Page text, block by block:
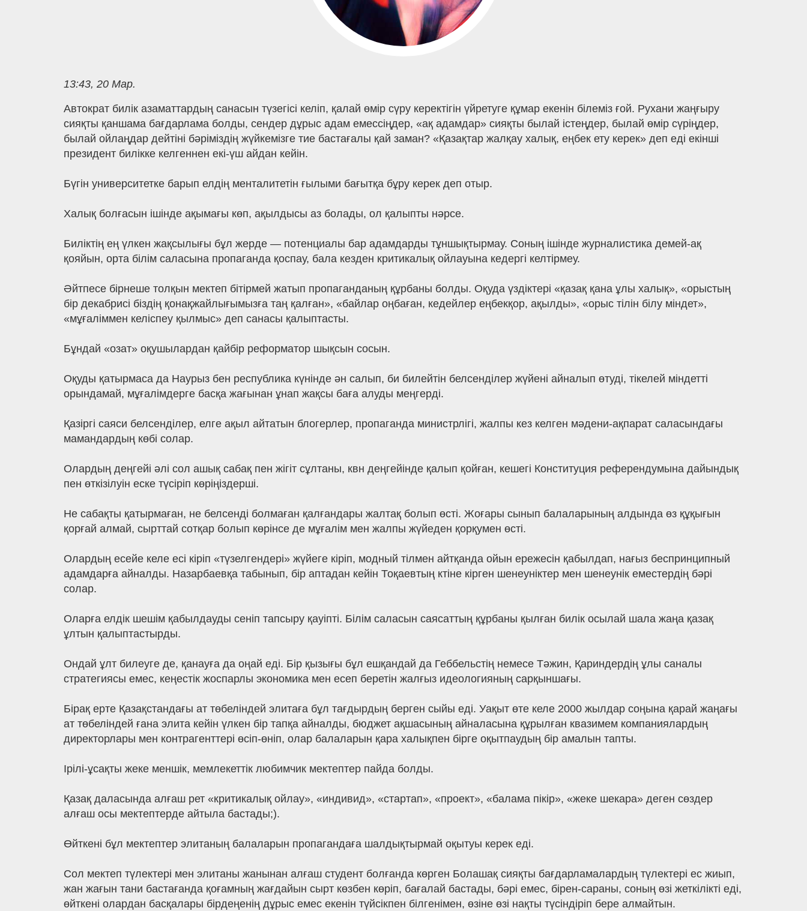
13:43, 20 Мар.
Автократ билік азаматтардың санасын түзегісі келіп, қалай өмір сүру керектігін үйретуге құмар екенін білеміз ғой. Рухани жаңғыру
сияқты қаншама бағдарлама болды, сендер дұрыс адам емессіңдер, «ақ адамдар» сияқты былай істеңдер, былай өмір сүріңдер,
былай ойлаңдар дейтіні бәріміздің жүйкемізге тие бастағалы қай заман? «Қазақтар жалқау халық, еңбек ету керек» деп еді екінші
президент билікке келгеннен екі-үш айдан кейін.
Бүгін университетке барып елдің менталитетін ғылыми бағытқа бұру керек деп отыр.
Халық болғасын ішінде ақымағы көп, ақылдысы аз болады, ол қалыпты нәрсе.
Биліктің ең үлкен жақсылығы бұл жерде — потенциалы бар адамдарды тұншықтырмау. Соның ішінде журналистика демей-ақ
қояйын, орта білім саласына пропаганда қоспау, бала кезден критикалық ойлауына кедергі келтірмеу.
Әйтпесе бірнеше толқын мектеп бітірмей жатып пропаганданың құрбаны болды. Оқуда үздіктері «қазақ қана ұлы халық», «орыстың
бір декабрисі біздің қонақжайлығымызға таң қалған», «байлар оңбаған, кедейлер еңбекқор, ақылды», «орыс тілін білу міндет»,
«мұғаліммен келіспеу қылмыс» деп санасы қалыптасты.
Бұндай «озат» оқушылардан қайбір реформатор шықсын сосын.
Оқуды қатырмаса да Наурыз бен республика күнінде ән салып, би билейтін белсенділер жүйені айналып өтуді, тікелей міндетті
орындамай, мұғалімдерге басқа жағынан ұнап жақсы баға алуды меңгерді.
Қазіргі саяси белсенділер, елге ақыл айтатын блогерлер, пропаганда министрлігі, жалпы кез келген мәдени-ақпарат саласындағы
мамандардың көбі солар.
Олардың деңгейі әлі сол ашық сабақ пен жігіт сұлтаны, квн деңгейінде қалып қойған, кешегі Конституция референдумына дайындық
пен өткізілуін еске түсіріп көріңіздерші.
Не сабақты қатырмаған, не белсенді болмаған қалғандары жалтақ болып өсті. Жоғары сынып балаларының алдында өз құқығын
қорғай алмай, сырттай сотқар болып көрінсе де мұғалім мен жалпы жүйеден қорқумен өсті.
Олардың есейе келе есі кіріп «түзелгендері» жүйеге кіріп, модный тілмен айтқанда ойын ережесін қабылдап, нағыз беспринципный
адамдарға айналды. Назарбаевқа табынып, бір аптадан кейін Тоқаевтың ктіне кірген шенеуніктер мен шенеунік еместердің бәрі
солар.
Оларға елдік шешім қабылдауды сеніп тапсыру қауіпті. Білім саласын саясаттың құрбаны қылған билік осылай шала жаңа қазақ
ұлтын қалыптастырды.
Ондай ұлт билеуге де, қанауға да оңай еді. Бір қызығы бұл ешқандай да Геббельстің немесе Тәжин, Қариндердің ұлы саналы
стратегиясы емес, кеңестік жоспарлы экономика мен есеп беретін жалғыз идеологияның сарқыншағы.
Бірақ ерте Қазақстандағы ат төбеліндей элитаға бұл тағдырдың берген сыйы еді. Уақыт өте келе 2000 жылдар соңына қарай жаңағы
ат төбеліндей ғана элита кейін үлкен бір тапқа айналды, бюджет ақшасының айналасына құрылған квазимем компаниялардың
директорлары мен контрагенттері өсіп-өніп, олар балаларын қара халықпен бірге оқытпаудың бір амалын тапты.
Ірілі-ұсақты жеке меншік, мемлекеттік любимчик мектептер пайда болды.
Қазақ даласында алғаш рет «критикалық ойлау», «индивид», «стартап», «проект», «балама пікір», «жеке шекара» деген сөздер
алғаш осы мектептерде айтыла бастады;).
Өйткені бұл мектептер элитаның балаларын пропагандаға шалдықтырмай оқытуы керек еді.
Сол мектеп түлектері мен элитаны жанынан алғаш студент болғанда көрген Болашақ сияқты бағдарламалардың түлектері ес жиып,
жан жағын тани бастағанда қоғамның жағдайын сырт көзбен көріп, бағалай бастады, бәрі емес, бірен-сараны, соның өзі жеткілікті еді,
өйткені олардан басқалары бірдеңенің дұрыс емес екенін түйсікпен білгенімен, өзіне өзі нақты түсіндіріп бере алмайтын.